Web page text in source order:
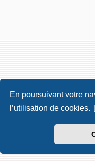
En poursuivant votre
l’utilisation de cookies.